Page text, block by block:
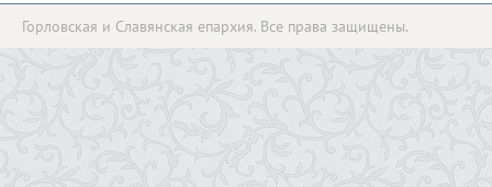
Горловская и Славянская епархия. Все права защищены.